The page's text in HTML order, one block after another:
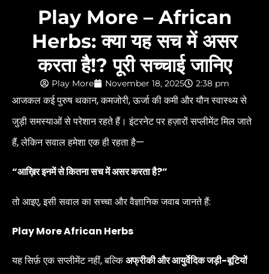
Play More – African
Herbs: क्या यह सच में असर
करता है!? पूरी सच्चाई जानिए
Play More November 18, 2025 2:38 pm
आजकल कई पुरुष थकान, कमजोरी, ऊर्जा की कमी और यौन स्वास्थ्य से
जुड़ी समस्याओं से परेशान रहते हैं। इंटरनेट पर हज़ारों सप्लीमेंट मिल जाते
हैं, लेकिन सवाल हमेशा एक ही रहता है—
“आख़िर इनमें से कितना सच में असर करता है?”
तो आइए, इसी सवाल का सच्चा और वैज्ञानिक जवाब जानते हैं:
Play More African Herbs
यह सिर्फ़ एक सप्लीमेंट नहीं, बल्किअफ्रीकी और आयुर्वेदिक जड़ी-बूटियों